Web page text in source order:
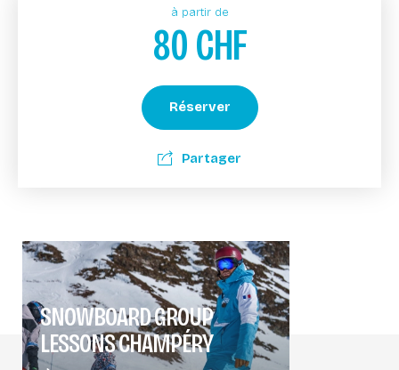
à partir de
80CHF
Réserver
Partager
SNOWBOARD GROUP
LESSONS CHAMPÉRY